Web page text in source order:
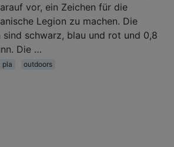
vor, ein Zeichen für die
Legion zu machen. Die
sind schwarz, blau und rot und 0,8
Die …
pla outdoors